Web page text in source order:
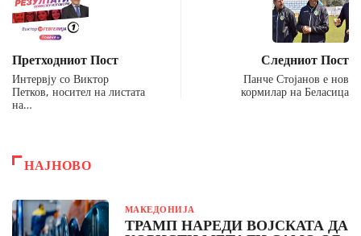
Претходниот Пост
Интервју со Виктор
Петков, носител на листата
на…
Следниот Пост
Панче Стојанов е нов
кормилар на Беласица
НАЈНОВО
МАКЕДОНИЈА
ТРАМП НАРЕДИ ВОЈСКАТА ДА